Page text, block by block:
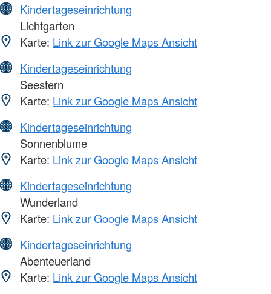
Kindertageseinrichtung
Lichtgarten
Karte: Link zur Google Maps Ansicht
Kindertageseinrichtung
Seestern
Karte: Link zur Google Maps Ansicht
Kindertageseinrichtung
Sonnenblume
Karte: Link zur Google Maps Ansicht
Kindertageseinrichtung
Wunderland
Karte: Link zur Google Maps Ansicht
Kindertageseinrichtung
Abenteuerland
Karte: Link zur Google Maps Ansicht